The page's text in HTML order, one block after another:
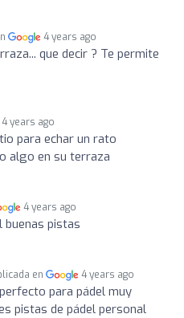
4 years ago
que decir ? Te permite
4 years ago
para echar un rato
algo en su terraza
4 years ago
buenas pistas
en 4 years ago
para pádel muy
pistas de pádel personal